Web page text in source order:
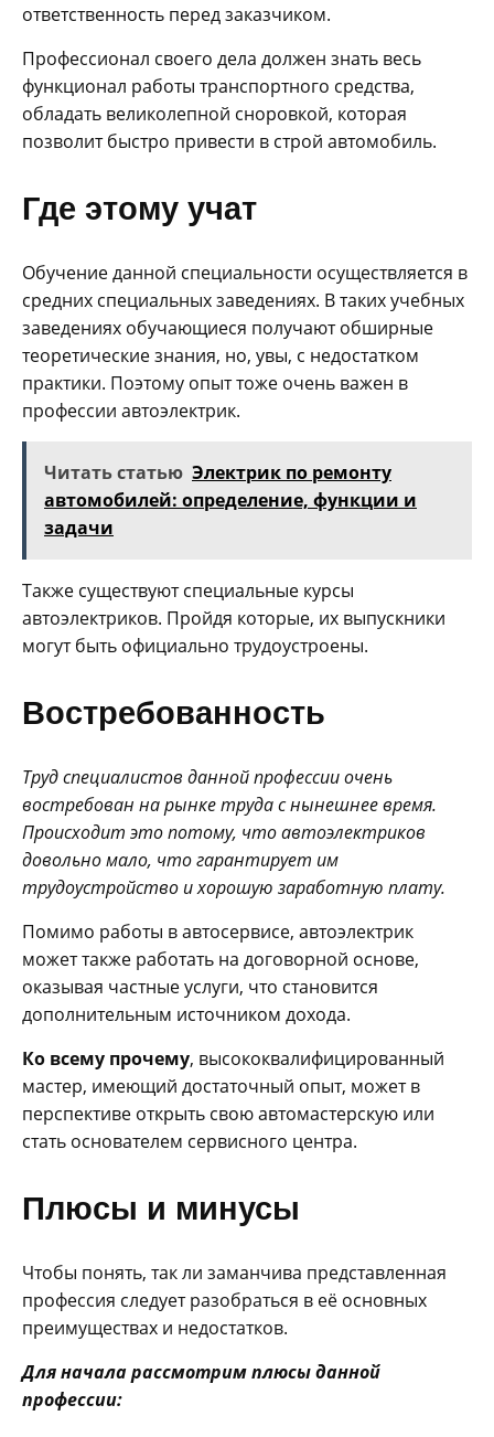
ответственность перед заказчиком.
Профессионал своего дела должен знать весь
функционал работы транспортного средства,
обладать великолепной сноровкой, которая
позволит быстро привести в строй автомобиль.
Где этому учат
Обучение данной специальности осуществляется в
средних специальных заведениях. В таких учебных
заведениях обучающиеся получают обширные
теоретические знания, но, увы, с недостатком
практики. Поэтому опыт тоже очень важен в
профессии автоэлектрик.
Читать статью Электрик по ремонту
автомобилей: определение, функции и
задачи
Также существуют специальные курсы
автоэлектриков. Пройдя которые, их выпускники
могут быть официально трудоустроены.
Востребованность
Труд специалистов данной профессии очень
востребован на рынке труда с нынешнее время.
Происходит это потому, что автоэлектриков
довольно мало, что гарантирует им
трудоустройство и хорошую заработную плату.
Помимо работы в автосервисе, автоэлектрик
может также работать на договорной основе,
оказывая частные услуги, что становится
дополнительным источником дохода.
Ко всему прочему, высококвалифицированный
мастер, имеющий достаточный опыт, может в
перспективе открыть свою автомастерскую или
стать основателем сервисного центра.
Плюсы и минусы
Чтобы понять, так ли заманчива представленная
профессия следует разобраться в её основных
преимуществах и недостатков.
Для начала рассмотрим плюсы данной
профессии: